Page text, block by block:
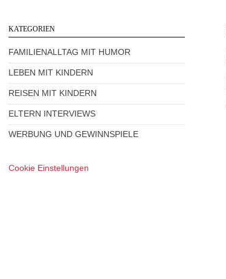
KATEGORIEN
FAMILIENALLTAG MIT HUMOR
LEBEN MIT KINDERN
REISEN MIT KINDERN
ELTERN INTERVIEWS
WERBUNG UND GEWINNSPIELE
Cookie Einstellungen